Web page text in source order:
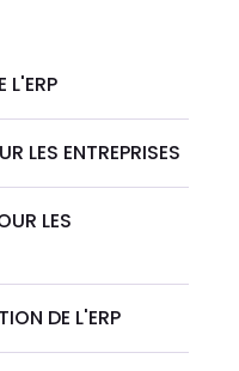
L'ERP
LES ENTREPRISES
LES
DE L'ERP